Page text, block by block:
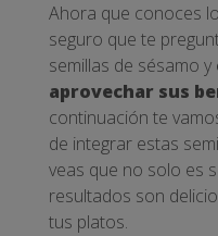
Ahora que conoces
seguro que te
semillas de sésamo y
aprovechar sus
continuación te
de integrar estas
veas que no solo es
resultados son
tus platos.